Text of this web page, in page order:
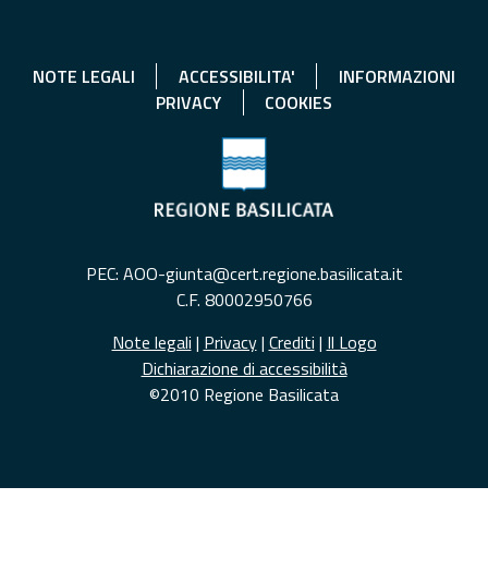
NOTE LEGALI ACCESSIBILITA'
INFORMAZIONI
PRIVACY
COOKIES
PEC: AOO-giunta@cert.regione.basilicata.it
C.F. 80002950766
Note legali | Privacy| Crediti | Il Logo
Dichiarazione di accessibilità
©2010 Regione Basilicata